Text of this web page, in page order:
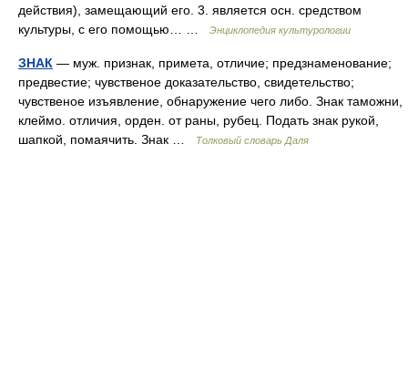
действия), замещающий его. 3. является осн. средством
культуры, с его помощью… …
Энциклопедия культурологии
ЗНАК — муж. признак, примета, отличие; предзнаменование;
предвестие; чувственое доказательство, свидетельство;
чувственое изъявление, обнаружение чего либо. Знак таможни,
клеймо. отличия, орден. от раны, рубец. Подать знак рукой,
шапкой, помаячить. Знак …
Толковый словарь Даля